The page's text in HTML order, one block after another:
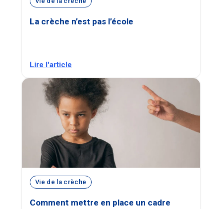
La crèche n’est pas l’école
Lire l'article
Vie de la crèche
Comment mettre en place un cadre